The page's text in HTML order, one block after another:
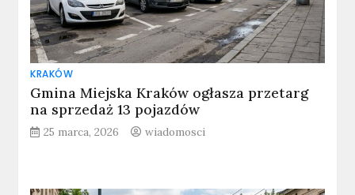
KRAKÓW
Gmina Miejska Kraków ogłasza przetarg
na sprzedaż 13 pojazdów
25 marca, 2026 wiadomosci